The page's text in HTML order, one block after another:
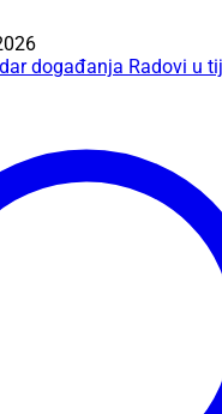
događanja Radovi u